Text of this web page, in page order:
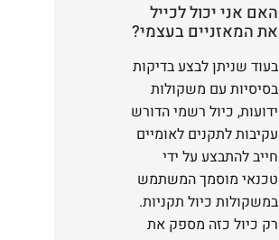
האם אני יכול לכייל
את המאזניים בעצמי?
בעוד שניתן לבצע בדיקות
בסיסיות עם משקולות
ידועות, כיול רשמי הדורש
עקיבות לתקנים לאומיים
חייב להתבצע על ידי
טכנאי מוסמך המשתמש
במשקולות כיול תקניות.
רק כיול כזה מספק את